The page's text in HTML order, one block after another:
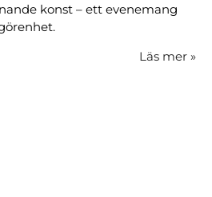
konst – ett evenemang
Läs mer »